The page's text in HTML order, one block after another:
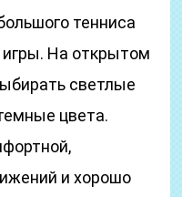
тенниса
игры. На открытом
светлые
цвета.
и хорошо